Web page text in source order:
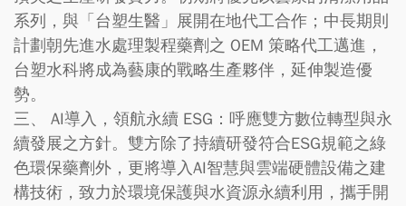
系列，與「台塑生醫」展開在地代工合作；中長期則
計劃朝先進水處理製程藥劑之 OEM 策略代工邁進，
台塑水科將成為藝康的戰略生產夥伴，延伸製造優
勢。
三、 AI導入，領航永續 ESG：呼應雙方數位轉型與永
續發展之方針。雙方除了持續研發符合ESG規範之綠
色環保藥劑外，更將導入AI智慧與雲端硬體設備之建
構技術，致力於環境保護與水資源永續利用，攜手開